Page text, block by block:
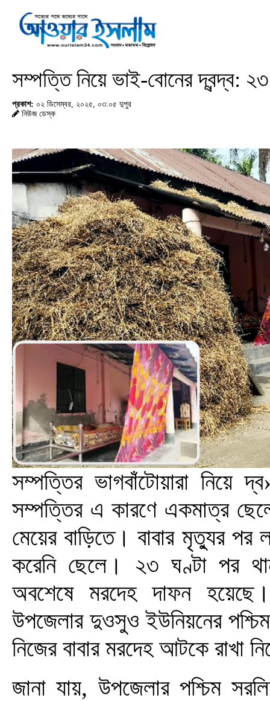
সম্পত্তি নিয়ে ভাই-বোনের দ্বন্দ্ব:
প্রকাশ: ০২ ডিসেম্বর, ২০২৫, ০৩:০৫ দুপুর
নিউজ ডেস্ক
সম্পত্তির ভাগবাঁটোয়ারা
সম্পত্তির এ কারণে একমাত্র
মেয়ের বাড়িতে। বাবার মৃত্যুর
করেনি ছেলে। ২৩ ঘণ্টা পর
অবশেষে মরদেহ দাফন হয়েছে।
উপজেলার দুওসুও ইউনিয়নের
নিজের বাবার মরদেহ আটকে রাখা
জানা যায়, উপজেলার পশ্চিম